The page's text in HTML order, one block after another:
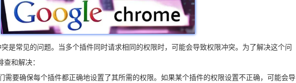
是常见的问题。当多个插件同时请求相同的权限时，可能会导致权限冲突。为了解决这个问
和解决：
需要确保每个插件都正确地设置了其所需的权限。如果某个插件的权限设置不正确，可能会导